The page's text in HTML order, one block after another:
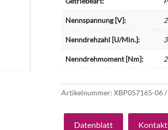
Nennspannung [V]:
Nenndrehzahl [U/Min.]: 3
Nenndrehmoment [Nm]:
Artikelnummer:XBP057165-06
Datenblatt Kontakt